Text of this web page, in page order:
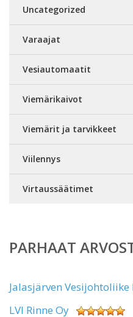
Uncategorized
Varaajat
Vesiautomaatit
Viemärikaivot
Viemärit ja tarvikkeet
Viilennys
Virtaussäätimet
PARHAAT
Jalasjärven Vesijohtoliike
LVI Rinne Oy